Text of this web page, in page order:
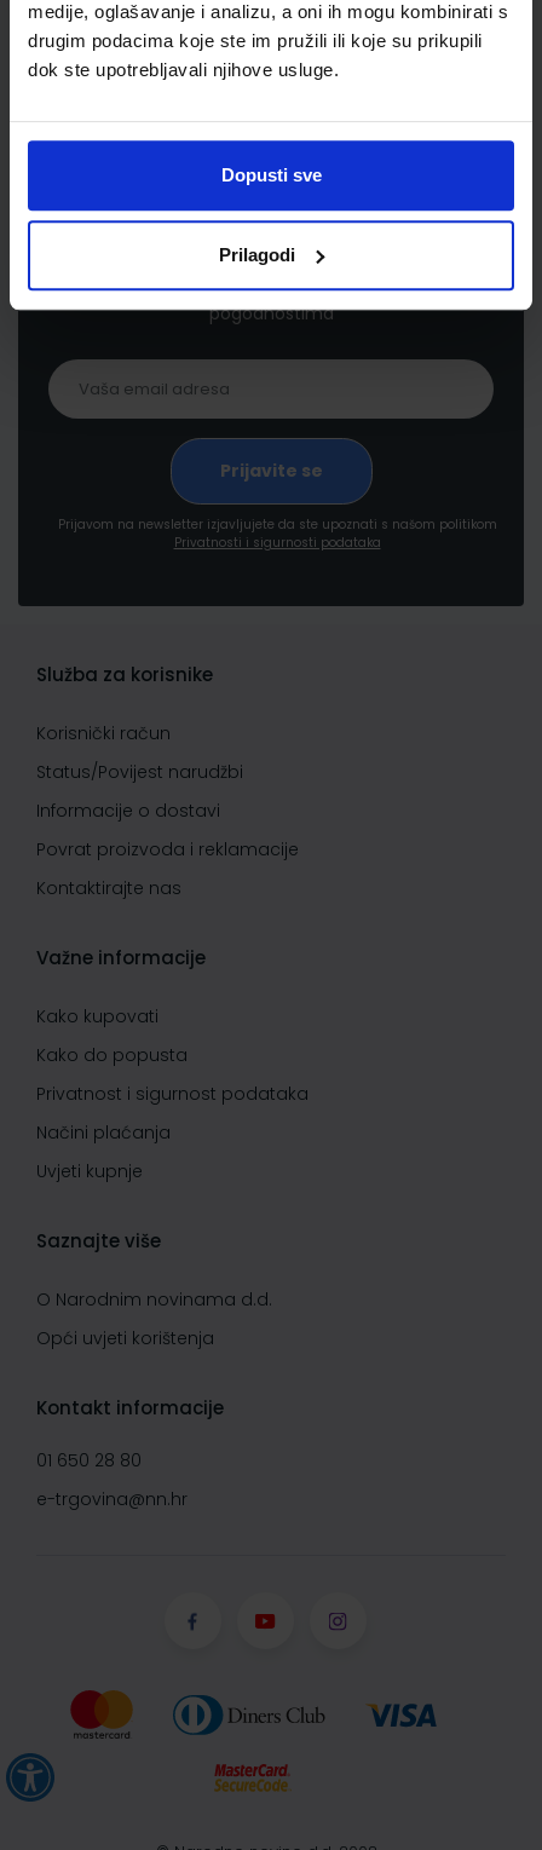
medije, oglašavanje i analizu, a oni ih mogu kombinirati s
drugim podacima koje ste im pružili ili koje su prikupili
dok ste upotrebljavali njihove usluge.
Dopusti sve
Prilagodi
Newsletter prijava
Prijavite se kako bi primali informacije o novim
proizvodima i uslugama, akcijama i drugim
pogodnostima
Prijavom na newsletter izjavljujete da ste upoznati s našom politikom
Privatnosti i sigurnosti podataka
Služba za korisnike
Korisnički račun
Status/Povijest narudžbi
Informacije o dostavi
Povrat proizvoda i reklamacije
Kontaktirajte nas
Važne informacije
Kako kupovati
Kako do popusta
Privatnost i sigurnost podataka
Načini plaćanja
Uvjeti kupnje
Saznajte više
O Narodnim novinama d.d.
Opći uvjeti korištenja
Kontakt informacije
01 650 28 80
e-trgovina@nn.hr